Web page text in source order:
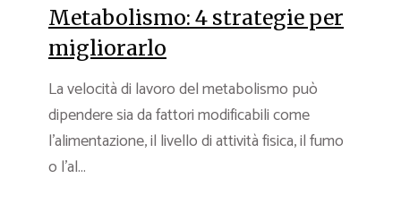
Metabolismo: 4 strategie per
migliorarlo
La velocità di lavoro del metabolismo può
dipendere sia da fattori modificabili come
l’alimentazione, il livello di attività fisica, il fumo
o l’al...